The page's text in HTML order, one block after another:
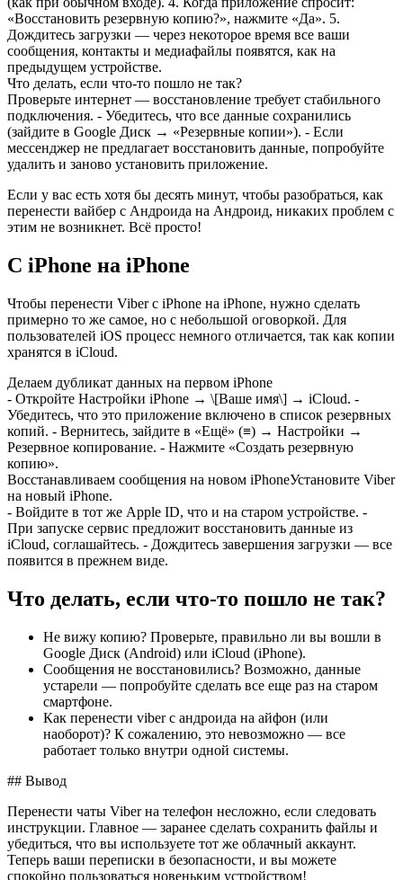
«Восстановить резервную копию?», нажмите «Да». 5.
Дождитесь загрузки — через некоторое время все ваши
сообщения, контакты и медиафайлы появятся, как на
предыдущем устройстве.
Что делать, если что-то пошло не так?
Проверьте интернет — восстановление требует стабильного
подключения. - Убедитесь, что все данные сохранились
(зайдите в Google Диск → «Резервные копии»). - Если
мессенджер не предлагает восстановить данные, попробуйте
удалить и заново установить приложение.
Если у вас есть хотя бы десять минут, чтобы разобраться, как
перенести вайбер с Андроида на Андроид, никаких проблем с
этим не возникнет. Всё просто!
С iPhone на iPhone
Чтобы перенести Viber с iPhone на iPhone, нужно сделать
примерно то же самое, но с небольшой оговоркой. Для
пользователей iOS процесс немного отличается, так как копии
хранятся в iCloud.
Делаем дубликат данных на первом iPhone
- Откройте Настройки iPhone → \[Ваше имя\] → iCloud. -
Убедитесь, что это приложение включено в список резервных
копий. - Вернитесь, зайдите в «Ещё» (≡) → Настройки →
Резервное копирование. - Нажмите «Создать резервную
копию».
Восстанавливаем сообщения на новом iPhoneУстановите Viber
на новый iPhone.
- Войдите в тот же Apple ID, что и на старом устройстве. -
При запуске сервис предложит восстановить данные из
iCloud, соглашайтесь. - Дождитесь завершения загрузки — все
появится в прежнем виде.
Что делать, если что-то пошло не так?
Не вижу копию? Проверьте, правильно ли вы вошли в
Google Диск (Android) или iCloud (iPhone).
Сообщения не восстановились? Возможно, данные
устарели — попробуйте сделать все еще раз на старом
смартфоне.
Как перенести viber с андроида на айфон (или
наоборот)? К сожалению, это невозможно — все
работает только внутри одной системы.
## Вывод
Перенести чаты Viber на телефон несложно, если следовать
инструкции. Главное — заранее сделать сохранить файлы и
убедиться, что вы используете тот же облачный аккаунт.
Теперь ваши переписки в безопасности, и вы можете
спокойно пользоваться новеньким устройством!